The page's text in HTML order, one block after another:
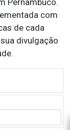
Pernambuco.
com
de cada
divulgação